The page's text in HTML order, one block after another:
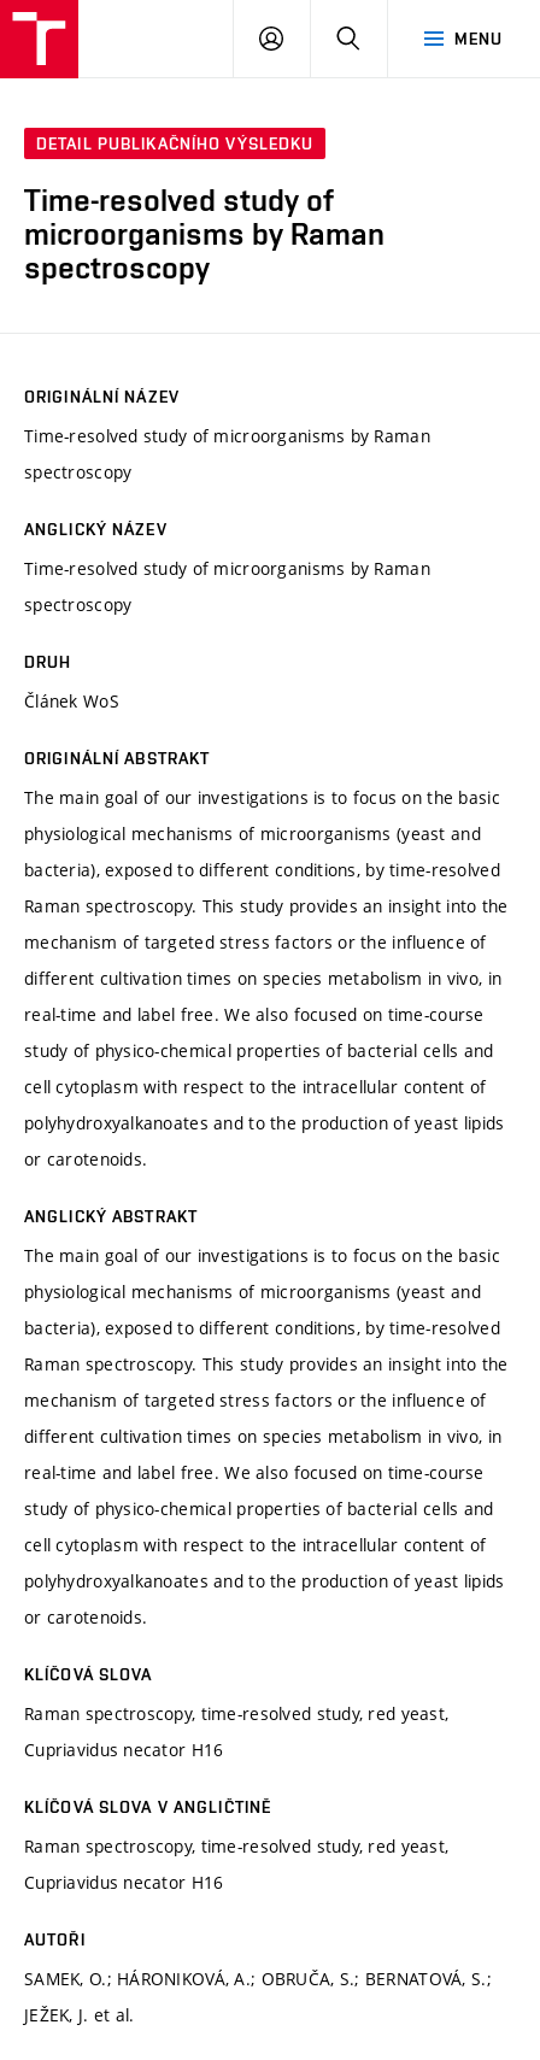
MENU
PŘIHLÁSIT
DETAIL PUBLIKAČNÍHO VÝSLEDKU
Time-resolved study of
microorganisms by Raman
spectroscopy
ORIGINÁLNÍ NÁZEV
Time-resolved study of microorganisms by Raman
spectroscopy
ANGLICKÝ NÁZEV
Time-resolved study of microorganisms by Raman
spectroscopy
DRUH
Článek WoS
ORIGINÁLNÍ ABSTRAKT
The main goal of our investigations is to focus on the basic
physiological mechanisms of microorganisms (yeast and
bacteria), exposed to different conditions, by time-resolved
Raman spectroscopy. This study provides an insight into the
mechanism of targeted stress factors or the influence of
different cultivation times on species metabolism in vivo, in
real-time and label free. We also focused on time-course
study of physico-chemical properties of bacterial cells and
cell cytoplasm with respect to the intracellular content of
polyhydroxyalkanoates and to the production of yeast lipids
or carotenoids.
ANGLICKÝ ABSTRAKT
The main goal of our investigations is to focus on the basic
physiological mechanisms of microorganisms (yeast and
bacteria), exposed to different conditions, by time-resolved
Raman spectroscopy. This study provides an insight into the
mechanism of targeted stress factors or the influence of
different cultivation times on species metabolism in vivo, in
real-time and label free. We also focused on time-course
study of physico-chemical properties of bacterial cells and
cell cytoplasm with respect to the intracellular content of
polyhydroxyalkanoates and to the production of yeast lipids
or carotenoids.
KLÍČOVÁ SLOVA
Raman spectroscopy, time-resolved study, red yeast,
Cupriavidus necator H16
KLÍČOVÁ SLOVA V ANGLIČTINĚ
Raman spectroscopy, time-resolved study, red yeast,
Cupriavidus necator H16
AUTOŘI
SAMEK, O.; HÁRONIKOVÁ, A.; OBRUČA, S.; BERNATOVÁ, S.;
JEŽEK, J. et al.